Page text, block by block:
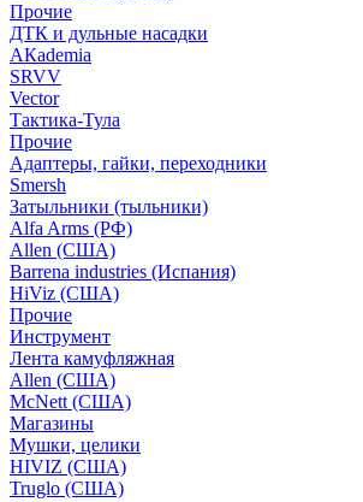
Прочие
ДТК и дульные насадки
АКademia
SRVV
Vector
Тактика-Тула
Прочие
Адаптеры, гайки, переходники
Smersh
Затыльники (тыльники)
Alfa Arms (РФ)
Allen (США)
Barrena industries (Испания)
HiViz (США)
Прочие
Инструмент
Лента камуфляжная
Allen (США)
McNett (США)
Магазины
Мушки, целики
HIVIZ (США)
Truglo (США)